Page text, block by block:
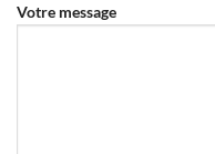
Votre message